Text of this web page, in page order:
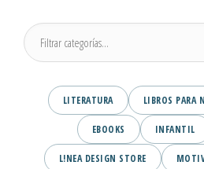
LITERATURA LIBROS PARA
EBOOKS INFANTIL
L!NEA DESIGN STORE